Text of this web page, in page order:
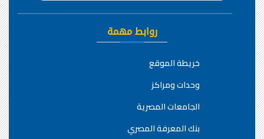
روابط مهمة
خريطة الموقع
وحدات ومراكز
الجامعات المصرية
بنك المعرفة المصري